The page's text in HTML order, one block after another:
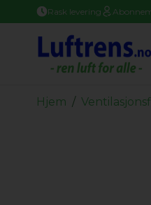
Rask levering
Hjem